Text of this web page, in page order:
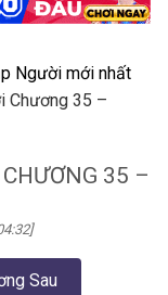
Người mới nhất
Chương 35 –
35 –
Sau